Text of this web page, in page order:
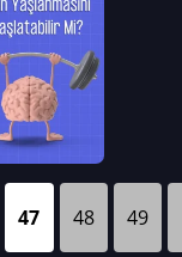
47 48 49